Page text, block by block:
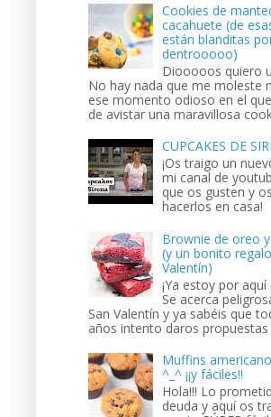
Cookies de
cacahuete (de
están blanditas
dentrooooo)
Diooooos quiero
No hay nada que me moleste
ese momento odioso en el
de avistar una maravillosa
CUPCAKES DE
¡Os traigo un
mi canal de
que os gusten y
hacerlos en casa!
Brownie de oreo
(y un bonito
Valentín)
¡Ya estoy por
Se acerca
San Valentín y ya sabéis que
años intento daros propuestas
Muffins
^_^ ¡¡y fáciles!!
Hola!!! Lo
deuda y aquí os